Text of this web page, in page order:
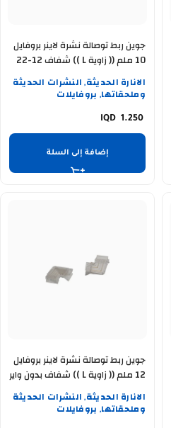
جوين ربط توصالة نشرة لاينر بروفايل
10 ملم (( زاوية L )) شفاف 12-22
بدون واير 42-91
الانارة الحديثة, النشرات الحديثة
وملحقاتها, بروفايلات
1.250
إضافة إلى السلة
جوين ربط توصالة نشرة لاينر بروفايل
12 ملم (( زاوية L )) شفاف بدون واير
23-12
الانارة الحديثة, النشرات الحديثة
وملحقاتها, بروفايلات